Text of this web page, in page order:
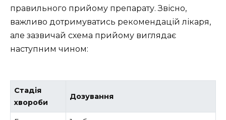
правильного прийому препарату. Звісно,
важливо дотримуватись рекомендацій лікаря,
але зазвичай схема прийому виглядає
наступним чином:
Стадія
хвороби
Дозування